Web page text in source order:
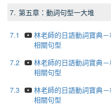
7. 第五章：動詞句型一大堆
7.1
林老師的日語動詞寶典
相關句型
7.2
林老師的日語動詞寶典
相關句型
7.3
林老師的日語動詞寶典
相關句型